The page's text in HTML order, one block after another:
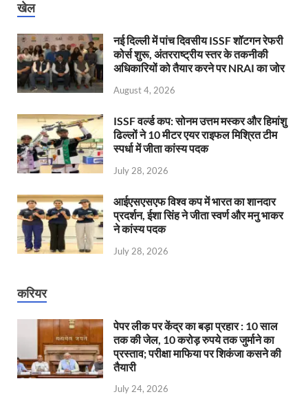
खेल
नई दिल्ली में पांच दिवसीय ISSF शॉटगन रेफरी
कोर्स शुरू, अंतरराष्ट्रीय स्तर के तकनीकी
अधिकारियों को तैयार करने पर NRAI का जोर
August 4, 2026
ISSF वर्ल्ड कप: सोनम उत्तम मस्कर और हिमांशु
ढिल्लों ने 10 मीटर एयर राइफल मिश्रित टीम
स्पर्धा में जीता कांस्य पदक
July 28, 2026
आईएसएसएफ विश्व कप में भारत का शानदार
प्रदर्शन, ईशा सिंह ने जीता स्वर्ण और मनु भाकर
ने कांस्य पदक
July 28, 2026
करियर
पेपर लीक पर केंद्र का बड़ा प्रहार : 10 साल
तक की जेल, 10 करोड़ रुपये तक जुर्माने का
प्रस्ताव; परीक्षा माफिया पर शिकंजा कसने की
तैयारी
July 24, 2026